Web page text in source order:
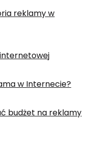
reklamy w
w Internecie?
budżet na reklamy